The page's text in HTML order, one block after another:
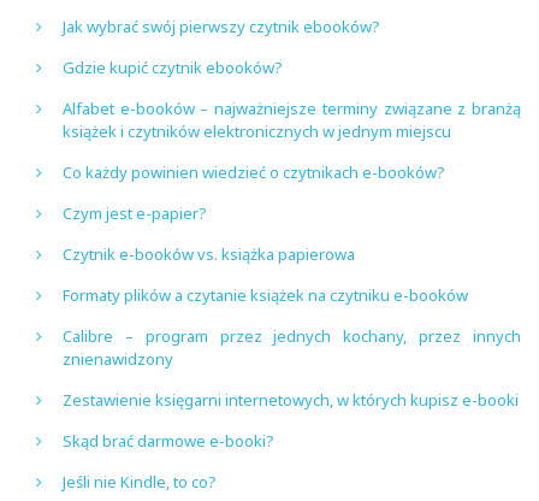
Jak wybrać swój pierwszy czytnik ebooków?
Gdzie kupić czytnik ebooków?
Alfabet e-booków – najważniejsze terminy związane z branżą
książek i czytników elektronicznych w jednym miejscu
Co każdy powinien wiedzieć o czytnikach e-booków?
Czym jest e-papier?
Czytnik e-booków vs. książka papierowa
Formaty plików a czytanie książek na czytniku e-booków
Calibre – program przez jednych kochany, przez innych
znienawidzony
Zestawienie księgarni internetowych, w których kupisz e-booki
Skąd brać darmowe e-booki?
Jeśli nie Kindle, to co?